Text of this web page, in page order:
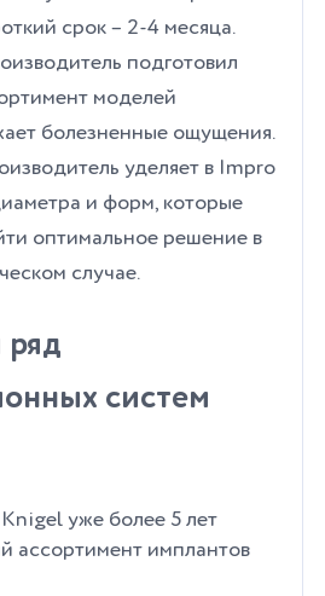
срок – 2-4 месяца.
подготовил
моделей
болезненные ощущения.
уделяет в Impro
и форм, которые
оптимальное решение в
случае.
систем
уже более 5 лет
ассортимент имплантов